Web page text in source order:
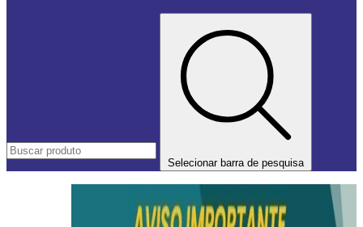
Selecionar barra de pesquisa